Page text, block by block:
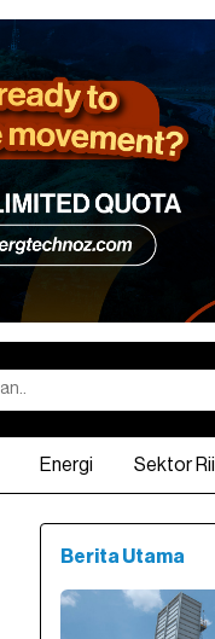
Energi Sektor Riil
Berita Utama